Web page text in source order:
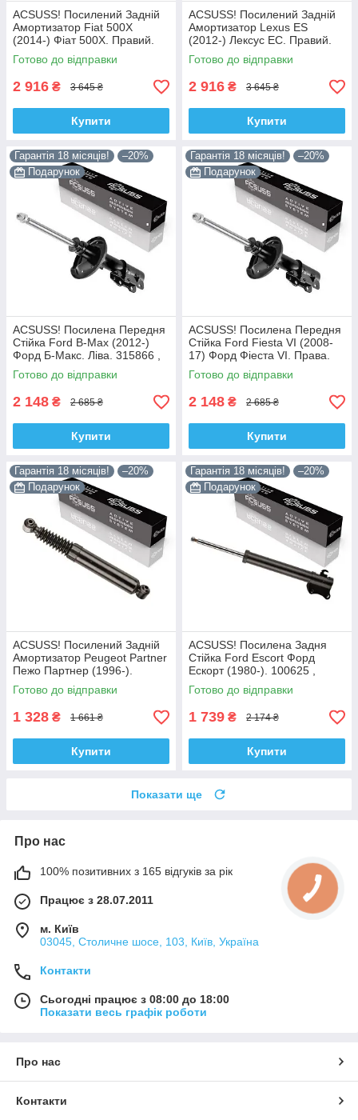
ACSUSS! Посилений Задній
Амортизатор Fiat 500X
(2014-) Фіат 500Х. Правий.
3348078 , 22-260970 Корея!
Готово до відправки
2 916 ₴ 3 645 ₴
Купити
ACSUSS! Посилений Задній
Амортизатор Lexus ES
(2012-) Лексус ЕС. Правий.
335092 , 4853080764 Корея!
Готово до відправки
2 916 ₴ 3 645 ₴
Купити
Гарантія 18 місяців!
–20%
Подарунок
ACSUSS! Посилена Передня
Стійка Ford B-Max (2012-)
Форд Б-Макс. Ліва. 315866 ,
3348042 Корея!
Готово до відправки
2 148 ₴ 2 685 ₴
Купити
Гарантія 18 місяців!
–20%
Подарунок
ACSUSS! Посилена Передня
Стійка Ford Fiesta VI (2008-
17) Форд Фіеста VI. Права.
315867 , 3348032 Корея!
Готово до відправки
2 148 ₴ 2 685 ₴
Купити
Гарантія 18 місяців!
–20%
Подарунок
ACSUSS! Посилений Задній
Амортизатор Peugeot Partner
Пежо Партнер (1996-).
200450 , 341237 Корея!
Готово до відправки
1 328 ₴ 1 661 ₴
Купити
Гарантія 18 місяців!
–20%
Подарунок
ACSUSS! Посилена Задня
Стійка Ford Escort Форд
Ескорт (1980-). 100625 ,
332801 Корея!
Готово до відправки
1 739 ₴ 2 174 ₴
Купити
Показати ще
Про нас
100% позитивних з 165 відгуків за рік
Працює з 28.07.2011
м. Київ
03045, Столичне шосе, 103, Київ, Україна
Контакти
Сьогодні працює з 08:00 до 18:00
Показати весь графік роботи
Про нас
Контакти